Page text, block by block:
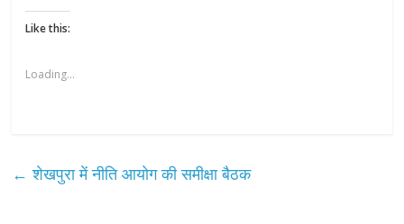
Like this:
Loading...
← शेखपुरा में नीति आयोग की समीक्षा बैठक